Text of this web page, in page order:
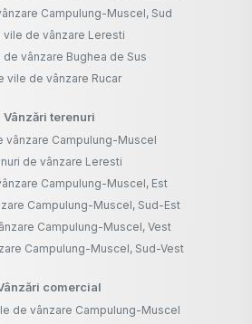
Campulung-Muscel, Sud
vile de vânzare Leresti
de vânzare Bughea de Sus
vile de vânzare Rucar
Vânzări terenuri
vânzare Campulung-Muscel
de vânzare Leresti
Campulung-Muscel, Est
Campulung-Muscel, Sud-Est
Campulung-Muscel, Vest
Campulung-Muscel, Sud-Vest
comercial
de vânzare Campulung-Muscel